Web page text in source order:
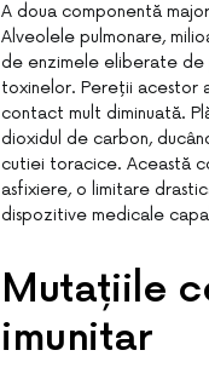
A doua componentă
Alveolele pulmonare,
de enzimele eliberate de
toxinelor. Pereții acestor
contact mult diminuată.
dioxidul de carbon,
cutiei toracice. Această
asfixiere, o limitare
dispozitive medicale
Mutațiile
imunitar